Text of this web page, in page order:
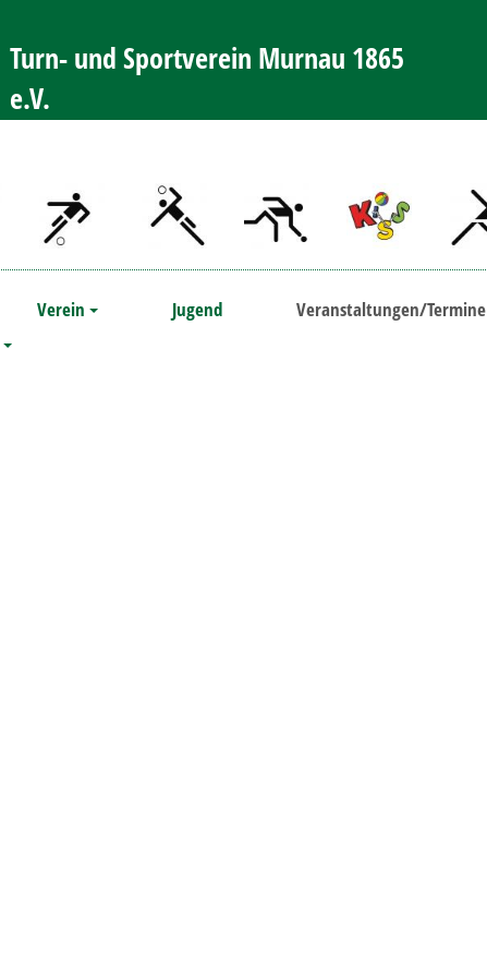
Turn- und Sportverein Murnau 1865
e.V.
Verein Jugend Veranstaltungen/Termine